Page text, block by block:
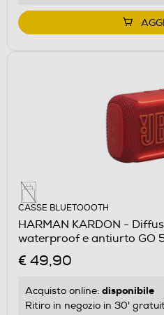
CASSE BLUETOOOTH
HARMAN KARDON -
waterproof e antiurto GO
€ 49,90
Acquisto online: disponibile
Ritiro in negozio in 30'